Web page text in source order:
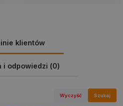
klientów
i odpowiedzi (0)
Wyczyść Szukaj